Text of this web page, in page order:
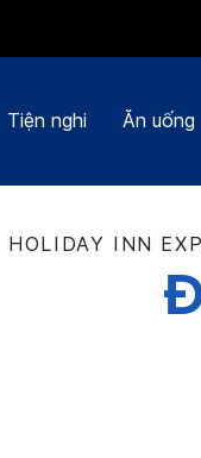
Tiện nghi Ăn uống
HOLIDAY INN